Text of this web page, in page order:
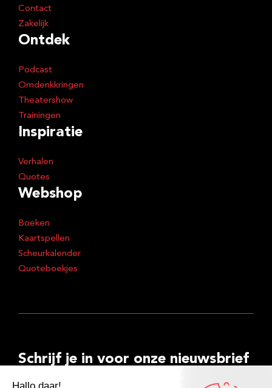
Contact
Zakelijk
Ontdek
Podcast
Omdenkkringen
Theatershow
Trainingen
Inspiratie
Verhalen
Quotes
Webshop
Boeken
Kaartspellen
Scheurkalender
Quoteboekjes
Schrijf je in voor onze nieuwsbrief